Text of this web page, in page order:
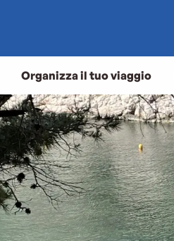
Organizza il tuo viaggio